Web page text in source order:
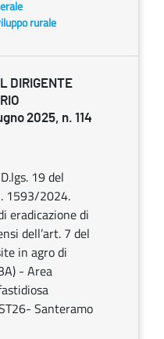
rurale
DIRIGENTE
2025, n. 114
19 del
1593/2024.
eradicazione di
dell’art. 7 del
in agro di
- Area
Santeramo